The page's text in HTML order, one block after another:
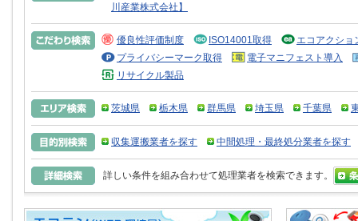
川産業株式会社】
優良性評価制度 ISO14001取得
エコアクショ
プライバシーマーク取得
電子マニフェスト導入
リサイクル製品
茨城県 栃木県 群馬県 埼玉県 千葉県
収集運搬業者を探す 中間処理・最終処分業者を探す
詳しい条件を組み合わせて処理業者を検索できます。